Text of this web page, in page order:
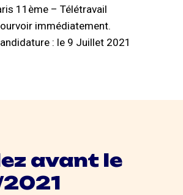
11ème – Télétravail
immédiatement.
: le 9 Juillet 2021
avant le